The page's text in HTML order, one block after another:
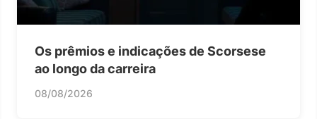
Os prêmios e indicações de Scorsese
ao longo da carreira
08/08/2026